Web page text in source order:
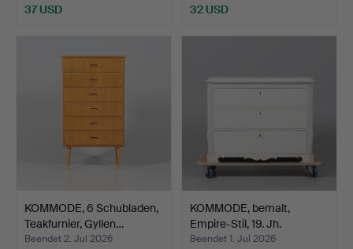
37 USD 32 USD
KOMMODE, 6 Schubladen,
Teakfurnier, Gyllen…
Beendet 2. Jul 2026
KOMMODE, bemalt,
Empire-Stil, 19. Jh.
Beendet 1. Jul 2026